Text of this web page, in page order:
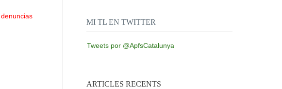
MI TL EN TWITTER
Tweets por @ApfsCatalunya
ARTICLES RECENTS